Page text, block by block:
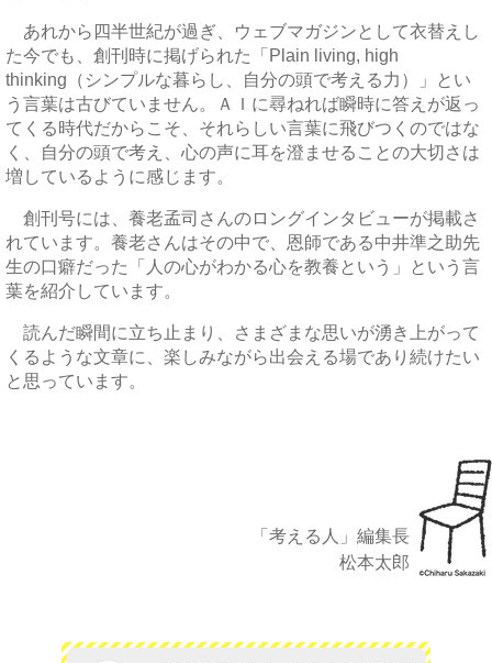
あれから四半世紀が過ぎ、ウェブマガジンとして衣替えし
た今でも、創刊時に掲げられた「Plain living, high
thinking（シンプルな暮らし、自分の頭で考える力）」とい
う言葉は古びていません。ＡＩに尋ねれば瞬時に答えが返っ
てくる時代だからこそ、それらしい言葉に飛びつくのではな
く、自分の頭で考え、心の声に耳を澄ませることの大切さは
増しているように感じます。
創刊号には、養老孟司さんのロングインタビューが掲載さ
れています。養老さんはその中で、恩師である中井準之助先
生の口癖だった「人の心がわかる心を教養という」という言
葉を紹介しています。
読んだ瞬間に立ち止まり、さまざまな思いが湧き上がって
くるような文章に、楽しみながら出会える場であり続けたい
と思っています。
「考える人」編集長
松本太郎